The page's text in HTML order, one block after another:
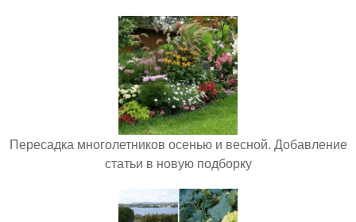
Пересадка многолетников осенью и весной. Добавление
статьи в новую подборку